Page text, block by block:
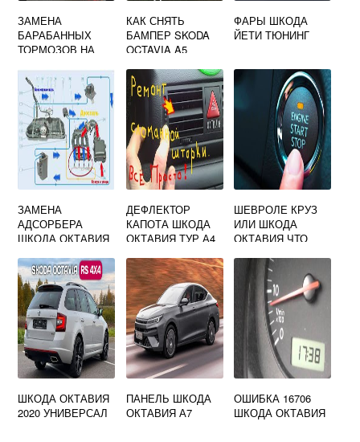
ЗАМЕНА
БАРАБАННЫХ
ТОРМОЗОВ НА
ШКОДА ОКТАВИЯ
ТУР
КАК СНЯТЬ
БАМПЕР SKODA
OCTAVIA A5
ФАРЫ ШКОДА
ЙЕТИ ТЮНИНГ
ЗАМЕНА
АДСОРБЕРА
ШКОДА ОКТАВИЯ
ДЕФЛЕКТОР
КАПОТА ШКОДА
ОКТАВИЯ ТУР А4
ШЕВРОЛЕ КРУЗ
ИЛИ ШКОДА
ОКТАВИЯ ЧТО
ШКОДА ОКТАВИЯ
2020 УНИВЕРСАЛ
ПАНЕЛЬ ШКОДА
ОКТАВИЯ А7
ОШИБКА 16706
ШКОДА ОКТАВИЯ